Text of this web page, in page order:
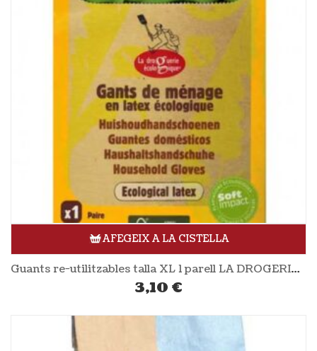
AFEGEIX A LA CISTELLA
Guants re-utilitzables talla XL 1 parell LA DROGERIE ÉCOLOGIQUE
3,10 €